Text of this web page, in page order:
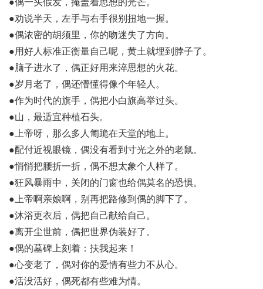
●偶一头假发，掩盖着思想的光芒。
●劝说半天，左手与右手很别扭地一握。
●偶浓密的胡须里，你的吻迷失了方向。
●用好人标准正衡量自己呢，黄土就埋到脖子了。
●脑子进水了，偶正好用来淬思想的火花。
●岁月老了，偶还懵懂得像个年轻人。
●作为时代的旗手，偶把小白旗高举过头。
●山，最适宜种植石头。
●上帝呀，那么多人匍跪在天堂的地上。
●配付近视眼镜，偶没有看到寸光之外的老鼠。
●悄悄把腰折一折 ，偶不想太象个人样了。
●狂风暴雨中，关闭的门窗也给偶莫名的恐惧。
●上帝啊亲娘啊，别再把路修到偶的脚下了。
●沐浴更衣后，偶把自己献给自己。
●离开尘世前，偶把世界伪装好了。
●偶的墓碑上刻着：扶我起来！
●心变老了，偶对你的爱情有些力不从心。
●活没活好，偶死都有些难为情。